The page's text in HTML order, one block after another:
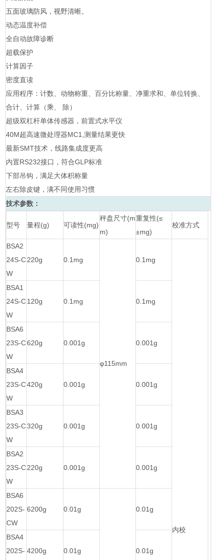
五面玻璃防风，视野清晰。
动态温度补偿
全自动故障诊断
超载保护
计算因子
密度直读
应用程序：计数、动物称重、百分比称量、净重求和、单位转换、
合计、计算（乘、 除）
超级双杠杆单体传感器，前置式水平仪
40M超高速微处理器MC1,测量结果更快
最新SMT技术，线路集成度更高
内置RS232接口，符合GLP标准
下部吊钩，满足大体积称量
左右除皮键，满不同使用习惯
技术参数：
型号 量程(g) 可读性(mg)
秤盘尺寸(m
m)
重复性(≤
±mg)
校准方式
BSA2
24S-C
W
220g 0.1mg
φ115mm
0.1mg
内校
BSA1
24S-C
W
120g 0.1mg 0.1mg
BSA6
23S-C
W
620g 0.001g 0.001g
BSA4
23S-C
W
420g 0.001g 0.001g
BSA3
23S-C
W
320g 0.001g 0.001g
BSA2
23S-C
W
220g 0.001g 0.001g
BSA6
202S-
CW
6200g 0.01g 0.01g
BSA4
202S- 4200g 0.01g 0.01g